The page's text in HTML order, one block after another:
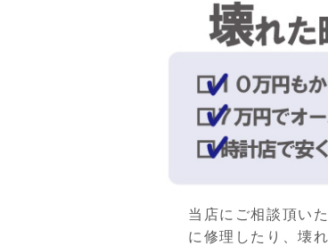
当店にご相談頂い
に修理したり、壊